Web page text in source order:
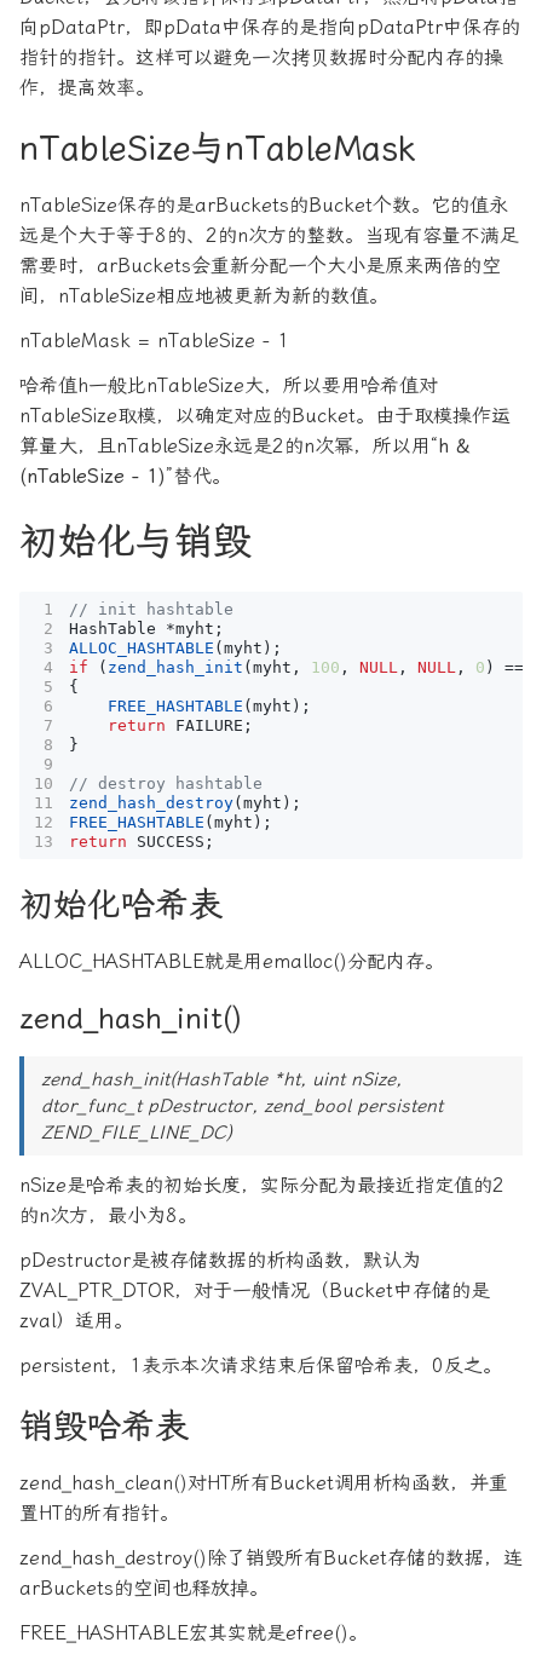
向pDataPtr，即pData中保存的是指向pDataPtr中保存的
指针的指针。这样可以避免一次拷贝数据时分配内存的操
作，提高效率。
nTableSize与nTableMask
nTableSize保存的是arBuckets的Bucket个数。它的值永
远是个大于等于8的、2的n次方的整数。当现有容量不满足
需要时，arBuckets会重新分配一个大小是原来两倍的空
间，nTableSize相应地被更新为新的数值。
nTableMask = nTableSize - 1
哈希值h一般比nTableSize大，所以要用哈希值对
nTableSize取模，以确定对应的Bucket。由于取模操作运
算量大，且nTableSize永远是2的n次幂，所以用“h &
(nTableSize - 1)”替代。
初始化与销毁
HashTable
*myht ;
ALLOC_HASHTABLE (myht );
if
( zend_hash_init (myht , 100 , NULL , NULL , 0 ) ==
{
FREE_HASHTABLE (myht );
return
FAILURE ;
}
zend_hash_destroy(myht );
FREE_HASHTABLE (myht );
return
SUCCESS ;
初始化哈希表
ALLOC_HASHTABLE就是用emalloc()分配内存。
zend_hash_init()
zend_hash_init(HashTable *ht, uint nSize,
dtor_func_t pDestructor, zend_bool persistent
ZEND_FILE_LINE_DC)
nSize是哈希表的初始长度，实际分配为最接近指定值的2
的n次方，最小为8。
pDestructor是被存储数据的析构函数，默认为
ZVAL_PTR_DTOR，对于一般情况（Bucket中存储的是
zval）适用。
persistent，1表示本次请求结束后保留哈希表，0反之。
销毁哈希表
zend_hash_clean()对HT所有Bucket调用析构函数，并重
置HT的所有指针。
zend_hash_destroy()除了销毁所有Bucket存储的数据，连
arBuckets的空间也释放掉。
FREE_HASHTABLE宏其实就是efree()。